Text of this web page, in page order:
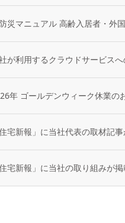
防災マニュアル 高齢入居者・外
が利用するクラウドサービス
年 ゴールデンウィーク休業の
住宅新報」に当社代表の取材記
住宅新報」に当社の取り組みが